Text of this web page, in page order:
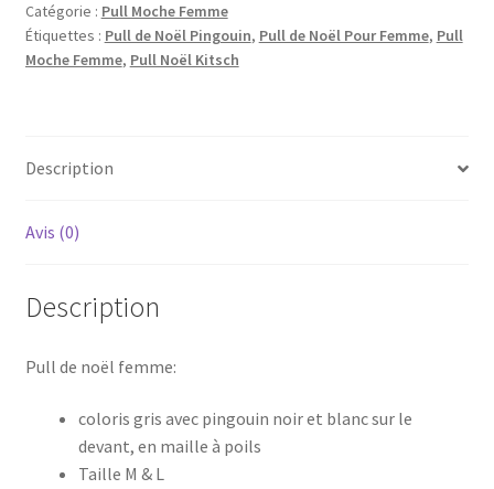
Catégorie : Pull Moche Femme
Étiquettes : Pull de Noël Pingouin, Pull de Noël Pour Femme, Pull
Moche Femme, Pull Noël Kitsch
Description
Avis (0)
Description
Pull de noël femme:
coloris gris avec pingouin noir et blanc sur le
devant, en maille à poils
Taille M & L